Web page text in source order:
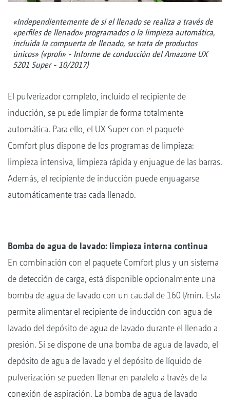
«Independientemente de si el llenado se realiza a través de
«perfiles de llenado» programados o la limpieza automática,
incluida la compuerta de llenado, se trata de productos
únicos» («profi» - Informe de conducción del Amazone UX
5201 Super - 10/2017)
El pulverizador completo, incluido el recipiente de
inducción, se puede limpiar de forma totalmente
automática. Para ello, el UX Super con el paquete
Comfort plus dispone de los programas de limpieza:
limpieza intensiva, limpieza rápida y enjuague de las barras.
Además, el recipiente de inducción puede enjuagarse
automáticamente tras cada llenado.
Bomba de agua de lavado: limpieza interna continua
En combinación con el paquete Comfort plus y un sistema
de detección de carga, está disponible opcionalmente una
bomba de agua de lavado con un caudal de 160 l/min. Esta
permite alimentar el recipiente de inducción con agua de
lavado del depósito de agua de lavado durante el llenado a
presión. Si se dispone de una bomba de agua de lavado, el
depósito de agua de lavado y el depósito de líquido de
pulverización se pueden llenar en paralelo a través de la
conexión de aspiración. La bomba de agua de lavado